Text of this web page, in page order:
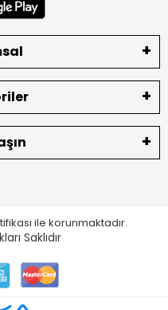
ile korunmaktadır.
Saklıdır